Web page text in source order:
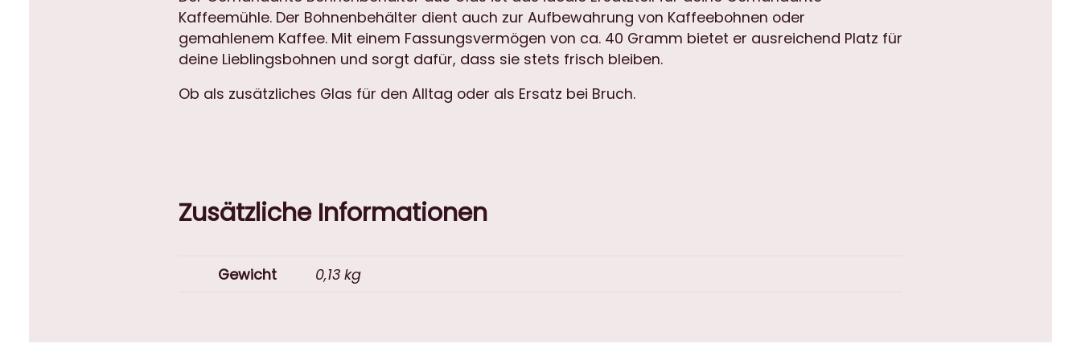
h
ä
l
e
E
Kaffeemühle. Der Bohnenbehälter dient auch zur Aufbewahrung von Kaffeebohnen oder
gemahlenem Kaffee. Mit einem Fassungsvermögen von ca. 40 Gramm bietet er ausreichend Platz für
deine Lieblingsbohnen und sorgt dafür, dass sie stets frisch bleiben.
Ob als zusätzliches Glas für den Alltag oder als Ersatz bei Bruch.
Zusätzliche Informationen
Gewicht 0,13 kg